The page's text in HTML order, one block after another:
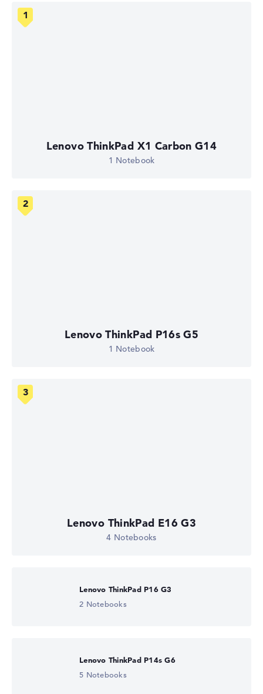
Lenovo ThinkPad X1 Carbon G14
1 Notebook
Lenovo ThinkPad P16s G5
1 Notebook
Lenovo ThinkPad E16 G3
4 Notebooks
Lenovo ThinkPad P16 G3
2 Notebooks
Lenovo ThinkPad P14s G6
5 Notebooks